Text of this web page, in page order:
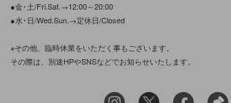
●金･土/Fri.Sat.→12:00～20:00
●水･日/Wed.Sun.→定休日/Closed
※その他、臨時休業をいただく事もございます。
その際は、別途HPやSNSなどでお知らせいたします。